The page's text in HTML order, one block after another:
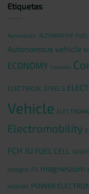
Etiquetas
Aeronautic ALTERNATIVE FUEL
Autonomous vehicle
ECONOMY Cleansky
ELECTRICAL STEELS
Vehicle
Electromobility
FCH JU FUEL CELL
integra ITS magnesium
NEOHIRE POWER